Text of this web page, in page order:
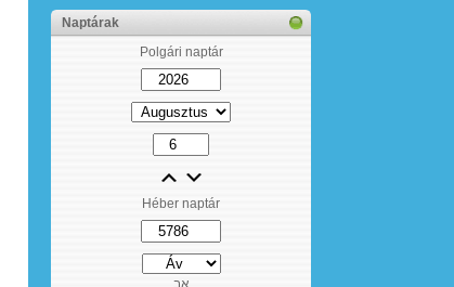
Naptárak
Polgári naptár
Héber naptár
אב